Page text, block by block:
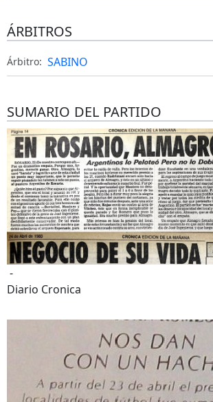
ÁRBITROS
Árbitro: SABINO
SUMARIO DEL PARTIDO
-
Diario Cronica